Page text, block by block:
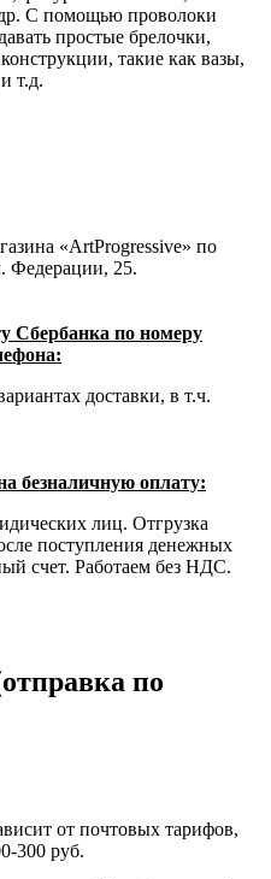
С помощью проволоки
простые брелочки,
такие как вазы,
т.д.
«ArtProgressive» по
Федерации, 25.
Сбербанка по номеру
доставки, в т.ч.
безналичную оплату:
лиц. Отгрузка
поступления денежных
счет. Работаем без НДС.
по
от почтовых тарифов,
300 руб.